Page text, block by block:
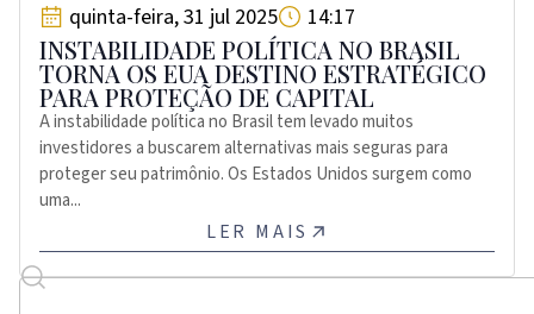
quinta-feira, 31 jul 2025 14:17
INSTABILIDADE POLÍTICA NO BRASIL
TORNA OS EUA DESTINO ESTRATÉGICO
PARA PROTEÇÃO DE CAPITAL
A instabilidade política no Brasil tem levado muitos
investidores a buscarem alternativas mais seguras para
proteger seu patrimônio. Os Estados Unidos surgem como
uma...
LER MAIS